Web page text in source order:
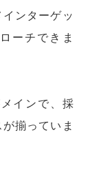
ンターゲッ
ーチできま
インで、採
揃っていま